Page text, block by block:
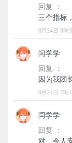
回复 ：
8月24日 0时
闫学学
回复 ：
8月24日 7时
闫学学
回复 ：